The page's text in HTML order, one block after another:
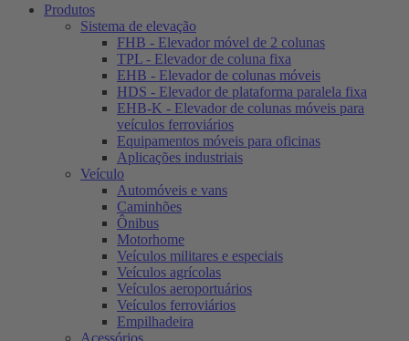
Produtos
Sistema de elevação
FHB - Elevador móvel de 2 colunas
TPL - Elevador de coluna fixa
EHB - Elevador de colunas móveis
HDS - Elevador de plataforma paralela fixa
EHB-K - Elevador de colunas móveis para
veículos ferroviários
Equipamentos móveis para oficinas
Aplicações industriais
Veículo
Automóveis e vans
Caminhões
Ônibus
Motorhome
Veículos militares e especiais
Veículos agrícolas
Veículos aeroportuários
Veículos ferroviários
Empilhadeira
Acessórios